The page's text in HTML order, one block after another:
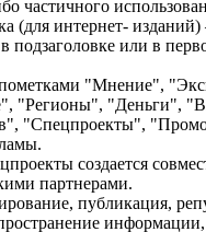
частичного
(для интернет-
подзаголовке или в
"Мнение",
"Регионы", "Деньги",
"Спецпроекты",
создается
партнерами.
публикация,